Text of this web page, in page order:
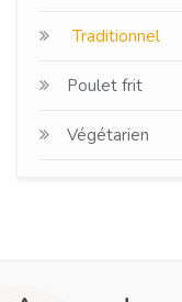
Traditionnel
Poulet frit
Végétarien